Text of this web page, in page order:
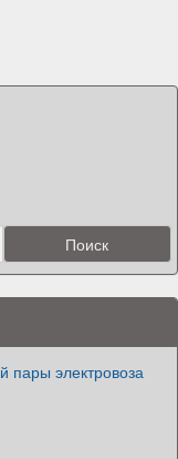
пары электровоза